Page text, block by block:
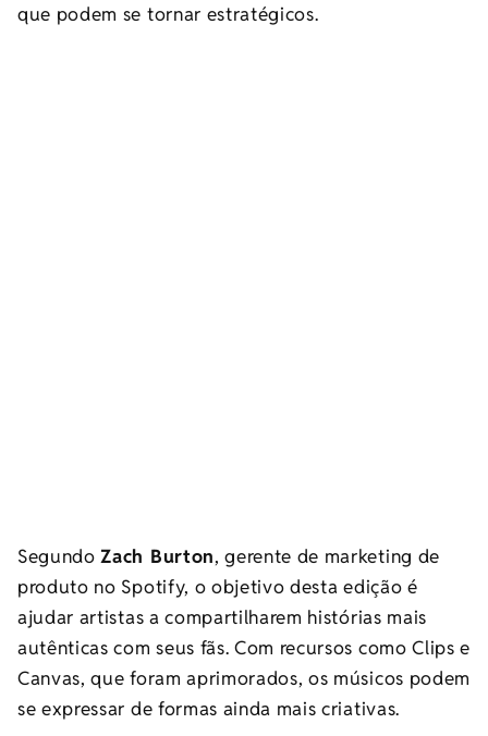
que podem se tornar estratégicos.
SegundoZach Burton, gerente de marketing de
produto no Spotify, o objetivo desta edição é
ajudar artistas a compartilharem histórias mais
autênticas com seus fãs. Com recursos como Clips e
Canvas, que foram aprimorados, os músicos podem
se expressar de formas ainda mais criativas.